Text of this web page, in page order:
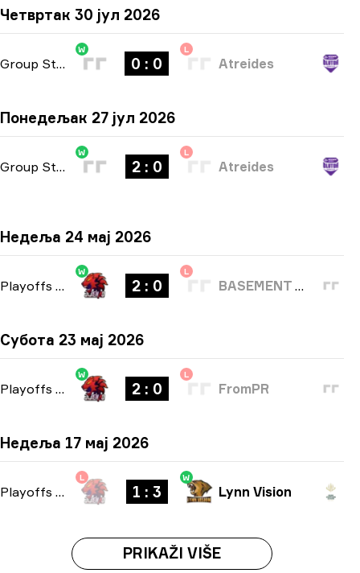
Четвртак 30 јул 2026
Group Stage -bo3
W
0 : 0
L
Atreides
Понедељак 27 јул 2026
Group Stage -bo3
W
2 : 0
L
Atreides
Недеља 24 мај 2026
Playoffs bo3
W
2 : 0
L
BASEMENT BOYS
Субота 23 мај 2026
Playoffs bo3
W
2 : 0
L
FromPR
Недеља 17 мај 2026
Playoffs bo5
L
1 : 3
W
Lynn Vision
PRIKAŽI VIŠE